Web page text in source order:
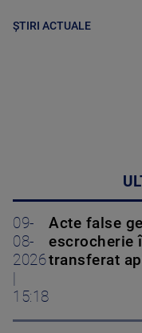
ȘTIRI ACTUALE
09-
08-
2026
|
15:18
Acte false
escrocherie
transferat